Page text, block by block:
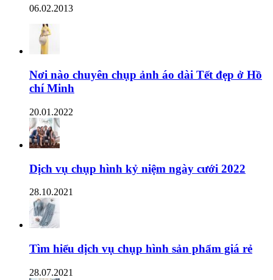
06.02.2013
Nơi nào chuyên chụp ảnh áo dài Tết đẹp ở Hồ
chí Minh
20.01.2022
Dịch vụ chụp hình kỷ niệm ngày cưới 2022
28.10.2021
Tìm hiểu dịch vụ chụp hình sản phẩm giá rẻ
28.07.2021